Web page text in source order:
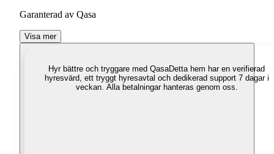
Garanterad av Qasa
Visa mer
Hyr bättre och tryggare med QasaDetta hem har en verifierad
hyresvärd, ett tryggt hyresavtal och dedikerad support 7 dagar i
veckan. Alla betalningar hanteras genom oss.